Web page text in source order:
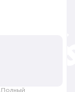
Полный